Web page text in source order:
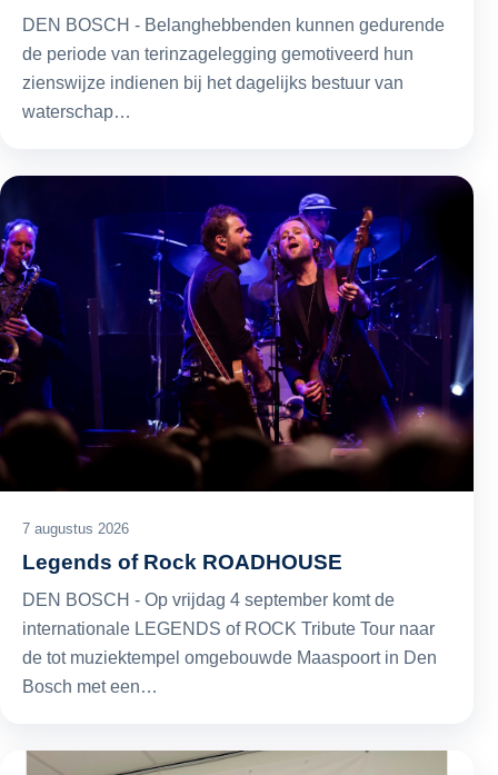
DEN BOSCH - Belanghebbenden kunnen gedurende
de periode van terinzagelegging gemotiveerd hun
zienswijze indienen bij het dagelijks bestuur van
waterschap…
7 augustus 2026
Legends of Rock ROADHOUSE
DEN BOSCH - Op vrijdag 4 september komt de
internationale LEGENDS of ROCK Tribute Tour naar
de tot muziektempel omgebouwde Maaspoort in Den
Bosch met een…